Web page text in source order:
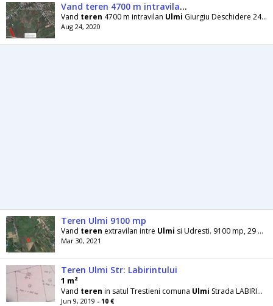
Vand teren 4700 m intravilan Ulmi Giurgiu
Vand teren 4700 m intravilan Ulmi Giurgiu Deschidere 24 m
Aug 24, 2020
Teren Ulmi 9100 mp
Vand teren extravilan intre Ulmi si Udresti. 9100 mp, 29 ml deschidere la drum. Drumul
Mar 30, 2021
Teren Ulmi Str: Labirintului
1 m²
Vand teren in satul Trestieni comuna Ulmi Strada LABIRINTULUI , cum se termina asfaltul Persoana
Jun 9, 2019 - 10 €